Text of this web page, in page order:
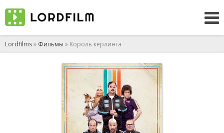
Lordfilms» Фильмы » Король керлинга